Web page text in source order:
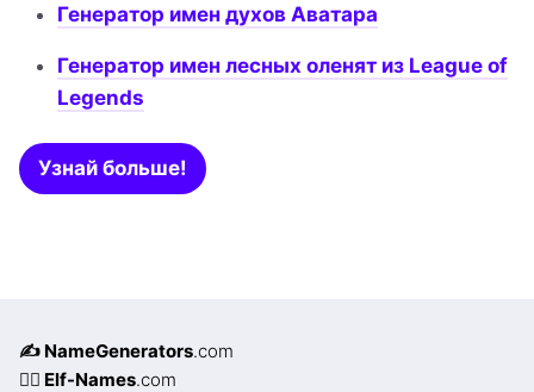
Генератор имен духов Аватара
Генератор имен лесных оленят из League of
Legends
Узнай больше!
✍️ NameGenerators.com
🧝‍♀️ Elf-Names.com